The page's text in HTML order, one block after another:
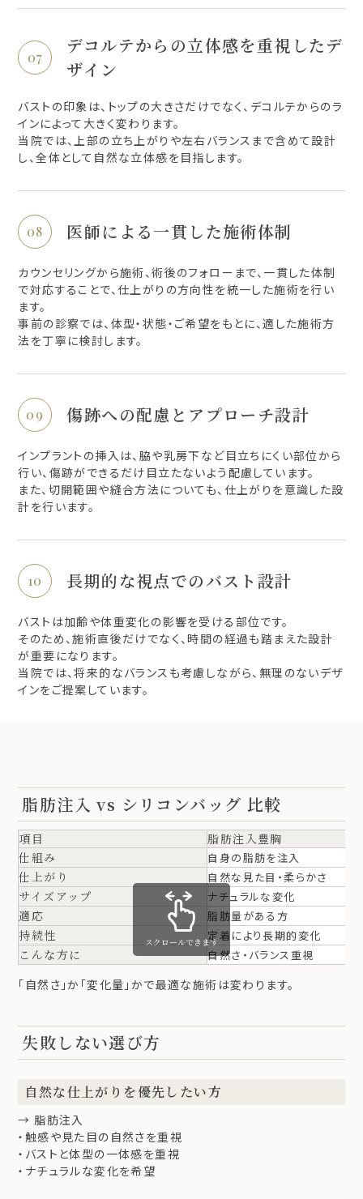
デコルテからの立体感を重視したデ
ザイン
バストの印象は、トップの大きさだけでなく、デコルテからのラ
インによって大きく変わります。
当院では、上部の立ち上がりや左右バランスまで含めて設計
し、全体として自然な立体感を目指します。
医師による一貫した施術体制
カウンセリングから施術、術後のフォローまで、一貫した体制
で対応することで、仕上がりの方向性を統一した施術を行い
ます。
事前の診察では、体型・状態・ご希望をもとに、適した施術方
法を丁寧に検討します。
傷跡への配慮とアプローチ設計
インプラントの挿入は、脇や乳房下など目立ちにくい部位から
行い、傷跡ができるだけ目立たないよう配慮しています。
また、切開範囲や縫合方法についても、仕上がりを意識した設
計を行います。
長期的な視点でのバスト設計
バストは加齢や体重変化の影響を受ける部位です。
そのため、施術直後だけでなく、時間の経過も踏まえた設計
が重要になります。
当院では、将来的なバランスも考慮しながら、無理のないデザ
インをご提案しています。
脂肪注入 vs シリコンバッグ 比較
項目
脂肪注入豊胸
仕組み
自身の脂肪を注入
仕上がり 自然な見た目・柔らかさ
サイズアップ ナチュラルな変化
適応 脂肪量がある方
持続性 定着により長期的変化
こんな方に 自然さ・バランス重視
スクロールできます
「自然さ」か「変化量」かで最適な施術は変わります。
失敗しない選び方
自然な仕上がりを優先したい方
→ 脂肪注入
・触感や見た目の自然さを重視
・バストと体型の一体感を重視
・ナチュラルな変化を希望